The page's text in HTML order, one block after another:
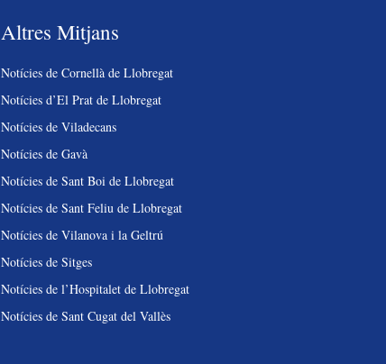
Altres Mitjans
Notícies de Cornellà de Llobregat
Notícies d’El Prat de Llobregat
Notícies de Viladecans
Notícies de Gavà
Notícies de Sant Boi de Llobregat
Notícies de Sant Feliu de Llobregat
Notícies de Vilanova i la Geltrú
Notícies de Sitges
Notícies de l’Hospitalet de Llobregat
Notícies de Sant Cugat del Vallès